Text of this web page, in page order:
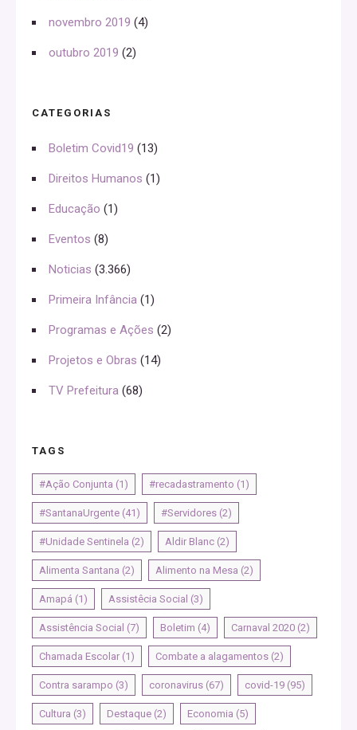
novembro 2019 (4)
outubro 2019 (2)
CATEGORIAS
Boletim Covid19 (13)
Direitos Humanos (1)
Educação (1)
Eventos (8)
Noticias (3.366)
Primeira Infância (1)
Programas e Ações (2)
Projetos e Obras (14)
TV Prefeitura (68)
TAGS
#Ação Conjunta (1) #recadastramento (1)
#SantanaUrgente (41) #Servidores (2)
#Unidade Sentinela (2) Aldir Blanc (2)
Alimenta Santana (2) Alimento na Mesa (2)
Amapá (1) Assistêcia Social (3)
Assistência Social (7) Boletim (4) Carnaval 2020 (2)
Chamada Escolar (1) Combate a alagamentos (2)
Contra sarampo (3) coronavirus (67) covid-19 (95)
Cultura (3) Destaque (2) Economia (5)